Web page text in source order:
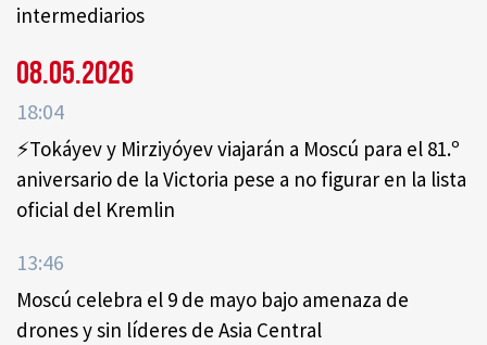
intermediarios
08.05.2026
18:04
⚡️Tokáyev y Mirziyóyev viajarán a Moscú para el 81.º
aniversario de la Victoria pese a no figurar en la lista
oficial del Kremlin
13:46
Moscú celebra el 9 de mayo bajo amenaza de
drones y sin líderes de Asia Central